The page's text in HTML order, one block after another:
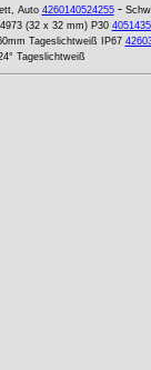
Auto 4260140524255-
(32 x 32 mm) P30
Tageslichtweiß IP67
Tageslichtweiß